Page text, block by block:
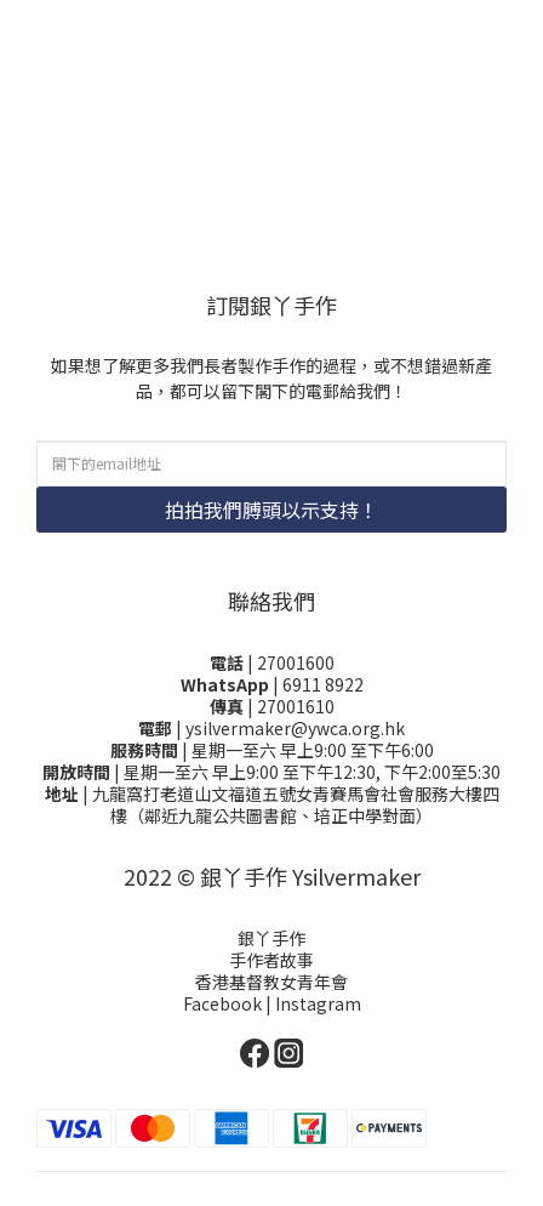
訂閱銀丫手作
如果想了解更多我們長者製作手作的過程，或不想錯過新產
品，都可以留下閣下的電郵給我們！
拍拍我們膊頭以示支持！
聯絡我們
電話 | 27001600
WhatsApp | 6911 8922
傳真| 27001610
電郵 | ysilvermaker@ywca.org.hk
服務時間 | 星期一至六 早上9:00 至下午6:00
開放時間 | 星期一至六 早上9:00 至下午12:30, 下午2:00至5:30
地址 | 九龍窩打老道山文福道五號女青賽馬會社會服務大樓四
樓（鄰近九龍公共圖書館、培正中學對面）
2022 © 銀丫手作 Ysilvermaker
銀丫手作
手作者故事
香港基督教女青年會
Facebook | Instagram